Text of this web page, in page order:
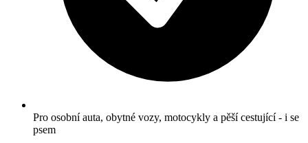
Pro osobní auta, obytné vozy, motocykly a pěší cestující - i se
psem